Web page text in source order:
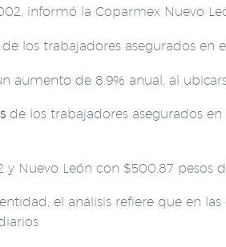
informó la Coparmex Nuevo
los trabajadores asegurados en
aumento de 8.9% anual, al
de los trabajadores asegurados
Nuevo León con $500.87 pesos
el análisis refiere que en